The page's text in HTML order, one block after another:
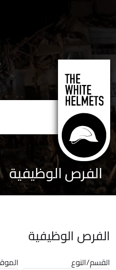
الفرص الوظيفية
الفرص الوظيفية
القسم/النوع الموقع